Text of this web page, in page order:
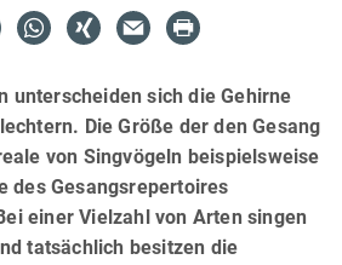
unterscheiden sich die Gehirne
Die Größe der den Gesang
von Singvögeln beispielsweise
des Gesangsrepertoires
einer Vielzahl von Arten singen
tatsächlich besitzen die